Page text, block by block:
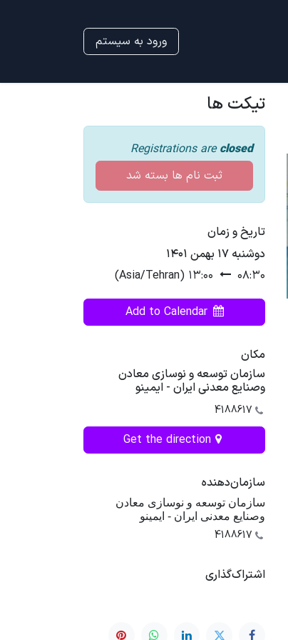
ورود به سیستم
تیکت ها
Registrations areclosed
ثبت نام ها بسته شد
تاریخ و زمان
دوشنبه ۱۷ بهمن ۱۴۰۱
۰۸:۳۰
۱۳:۰۰ (
Asia/Tehran
)
Add to Calendar
مکان
سازمان توسعه و نوسازی معادن
وصنایع معدنی ایران - ایمینو
4188617
Get the direction
سازمان‌دهنده
سازمان توسعه و نوسازی معادن
وصنایع معدنی ایران - ایمینو
4188617
اشتراک‌گذاری